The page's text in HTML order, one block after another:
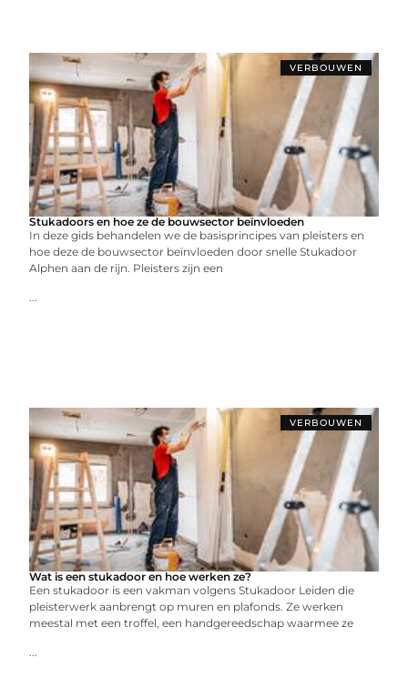
VERBOUWEN
Stukadoors en hoe ze de bouwsector beïnvloeden
In deze gids behandelen we de basisprincipes van pleisters en
hoe deze de bouwsector beïnvloeden door snelle Stukadoor
Alphen aan de rijn. Pleisters zijn een
...
VERBOUWEN
Wat is een stukadoor en hoe werken ze?
Een stukadoor is een vakman volgens Stukadoor Leiden die
pleisterwerk aanbrengt op muren en plafonds. Ze werken
meestal met een troffel, een handgereedschap waarmee ze
...